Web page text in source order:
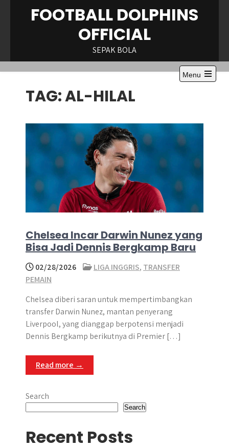
FOOTBALL DOLPHINS
OFFICIAL
SEPAK BOLA
Menu
TAG:AL-HILAL
Chelsea Incar Darwin Nunez yang
Bisa Jadi Dennis Bergkamp Baru
02/28/2026 LIGA INGGRIS, TRANSFER
PEMAIN
Chelsea diberi saran untuk mempertimbangkan
transfer Darwin Nunez, mantan penyerang
Liverpool, yang dianggap berpotensi menjadi
Dennis Bergkamp berikutnya di Premier […]
Read more →
Search
Search
Recent Posts